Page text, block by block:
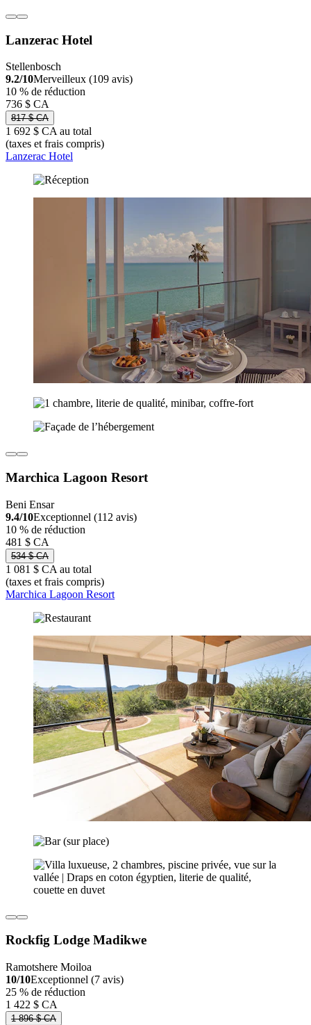
Lanzerac Hotel
Stellenbosch
9.2/10Merveilleux (109 avis)
10 % de réduction
736 $ CA
817 $ CA
1 692 $ CA au total
(taxes et frais compris)
Lanzerac Hotel
Marchica Lagoon Resort
Beni Ensar
9.4/10Exceptionnel (112 avis)
10 % de réduction
481 $ CA
534 $ CA
1 081 $ CA au total
(taxes et frais compris)
Marchica Lagoon Resort
Rockfig Lodge Madikwe
Ramotshere Moiloa
10/10Exceptionnel (7 avis)
25 % de réduction
1 422 $ CA
1 896 $ CA